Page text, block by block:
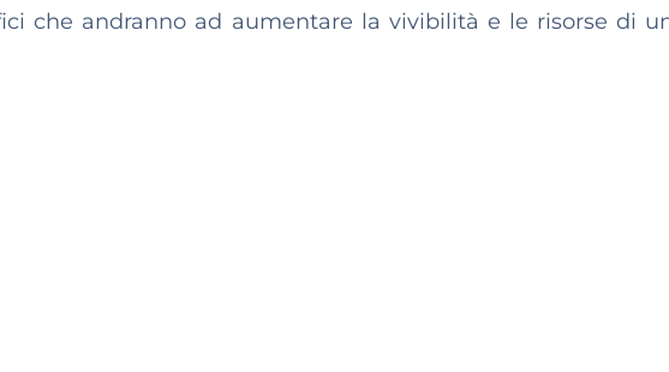
che andranno ad aumentare la vivibilità e le risorse di